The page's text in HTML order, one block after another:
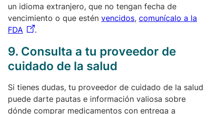
un idioma extranjero, que no tengan fecha de
vencimiento o que estén vencidos, comunícalo a la
FDA
.
9. Consulta a tu proveedor de
cuidado de la salud
Si tienes dudas, tu proveedor de cuidado de la salud
puede darte pautas e información valiosa sobre
dónde comprar medicamentos con entrega a